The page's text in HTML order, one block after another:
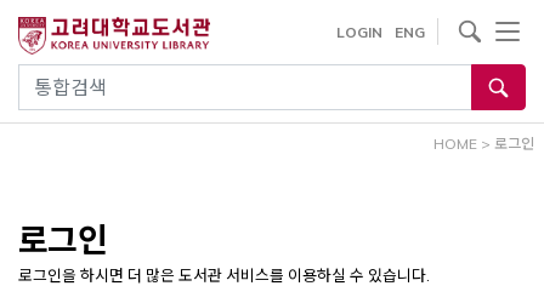
건
통합검색
LOGIN ENG
사이트내 검색
HOME > 로그인
로그인
로그인을 하시면 더 많은 도서관 서비스를 이용하실 수 있습니다.